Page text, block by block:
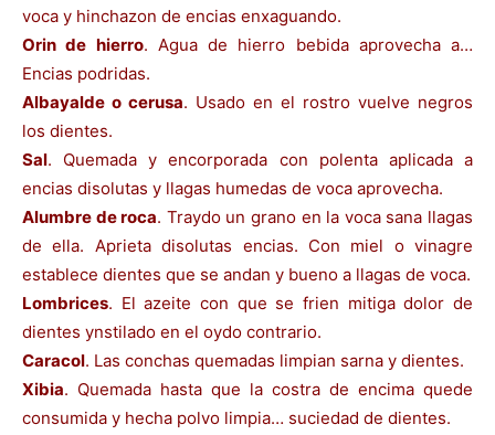
voca y hinchazon de encias enxaguando.
Orin de hierro. Agua de hierro bebida aprovecha a…
Encias podridas.
Albayalde o cerusa. Usado en el rostro vuelve negros
los dientes.
Sal. Quemada y encorporada con polenta aplicada a
encias disolutas y llagas humedas de voca aprovecha.
Alumbre de roca. Traydo un grano en la voca sana llagas
de ella. Aprieta disolutas encias. Con miel o vinagre
establece dientes que se andan y bueno a llagas de voca.
Lombrices. El azeite con que se frien mitiga dolor de
dientes ynstilado en el oydo contrario.
Caracol. Las conchas quemadas limpian sarna y dientes.
Xibia. Quemada hasta que la costra de encima quede
consumida y hecha polvo limpia… suciedad de dientes.